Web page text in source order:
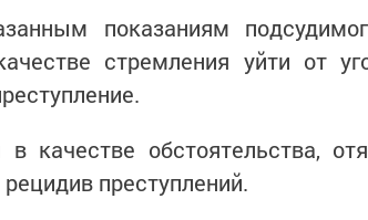
показаниям
стремления уйти от
качестве обстоятельства,
преступлений.